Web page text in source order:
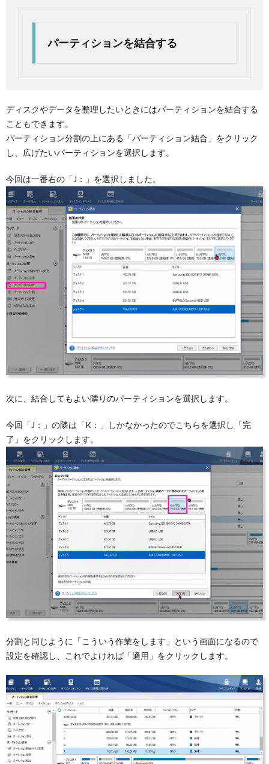
パーティションを結合する
ディスクやデータを整理したいときにはパーティションを結合する
こともできます。
パーティション分割の上にある「パーティション結合」をクリック
し、広げたいパーティションを選択します。
今回は一番右の「J：」を選択しました。
次に、結合してもよい隣りのパーティションを選択します。
今回「J：」の隣は「K：」しかなかったのでこちらを選択し「完
了」をクリックします。
分割と同じように「こういう作業をします」という画面になるので
設定を確認し、これでよければ「適用」をクリックします。